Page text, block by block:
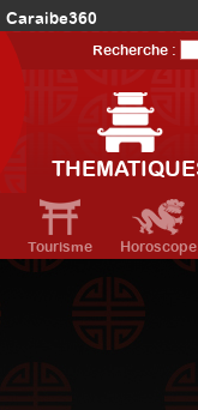
Caraibe360
AmériqueDuNord360
Recherche :
Tourisme Horoscope